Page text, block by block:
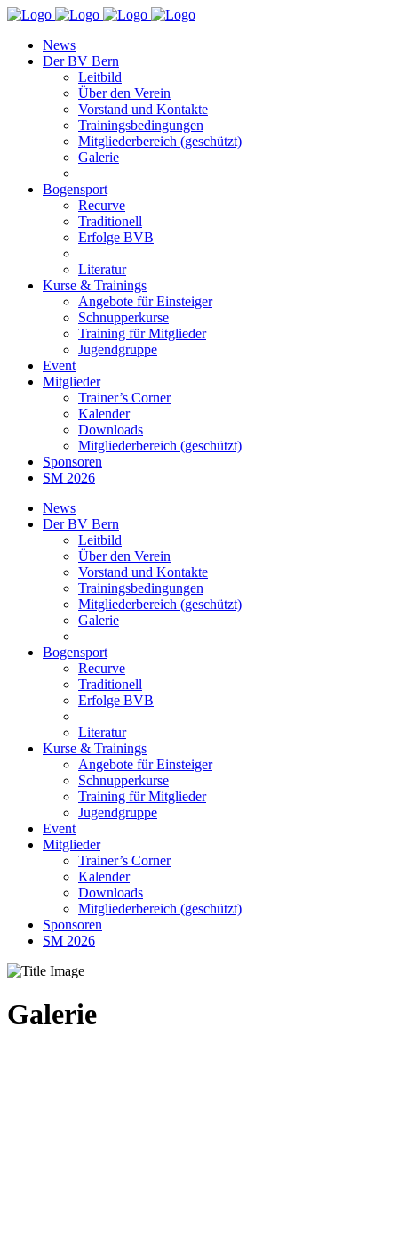
News
Der BV Bern
Leitbild
Über den Verein
Vorstand und Kontakte
Trainingsbedingungen
Mitgliederbereich (geschützt)
Galerie
Bogensport
Recurve
Traditionell
Erfolge BVB
Literatur
Kurse & Trainings
Angebote für Einsteiger
Schnupperkurse
Training für Mitglieder
Jugendgruppe
Event
Mitglieder
Trainer’s Corner
Kalender
Downloads
Mitgliederbereich (geschützt)
Sponsoren
SM 2026
News
Der BV Bern
Leitbild
Über den Verein
Vorstand und Kontakte
Trainingsbedingungen
Mitgliederbereich (geschützt)
Galerie
Bogensport
Recurve
Traditionell
Erfolge BVB
Literatur
Kurse & Trainings
Angebote für Einsteiger
Schnupperkurse
Training für Mitglieder
Jugendgruppe
Event
Mitglieder
Trainer’s Corner
Kalender
Downloads
Mitgliederbereich (geschützt)
Sponsoren
SM 2026
Galerie